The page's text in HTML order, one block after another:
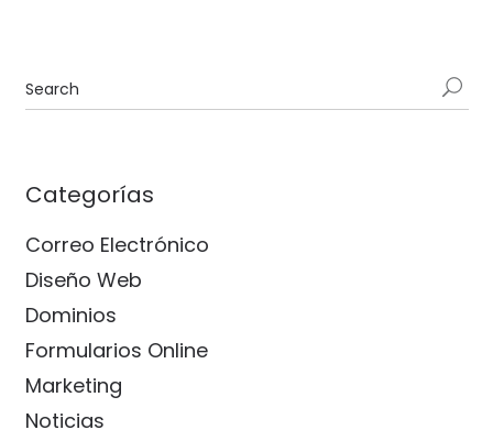
Categorías
Correo Electrónico
Diseño Web
Dominios
Formularios Online
Marketing
Noticias